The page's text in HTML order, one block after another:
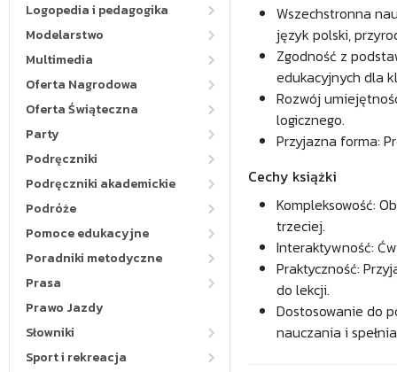
Logopedia i pedagogika
Modelarstwo
Multimedia
Oferta Nagrodowa
Oferta Świąteczna
Party
Podręczniki
Podręczniki akademickie
Podróże
Pomoce edukacyjne
Poradniki metodyczne
Prasa
Prawo Jazdy
Słowniki
Sport i rekreacja
Wszechstronna
język polski,
Zgodność z
edukacyjnych dla
Rozwój
logicznego.
Przyjazna forma:
Cechy książki
Kompleksowość:
trzeciej.
Interaktywność:
Praktyczność:
do lekcji.
Dostosowanie do
nauczania i